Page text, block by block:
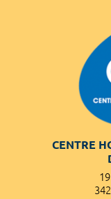
CENTRE